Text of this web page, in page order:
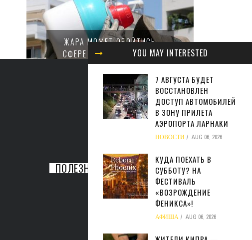
YOU MAY INTERESTED
7 АВГУСТА БУДЕТ
ВОССТАНОВЛЕН
ДОСТУП АВТОМОБИЛЕЙ
В ЗОНУ ПРИЛЕТА
АЭРОПОРТА ЛАРНАКИ
НОВОСТИ AUG 06, 2026
КУДА ПОЕХАТЬ В
СУББОТУ? НА
ФЕСТИВАЛЬ
«ВОЗРОЖДЕНИЕ
ФЕНИКСА»!
АФИША AUG 06, 2026
ЖАРА МОЖЕТ ОБОЙТИСЬ
СФЕРЕ БИЗНЕСА КИПРА В
МИЛЛИАРДЫ ЕВРО
AUG 05, 2026
ПОЛЕЗНАЯ ИНФОРМАЦИЯ